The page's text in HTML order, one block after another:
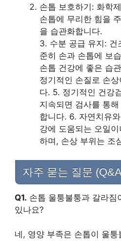
손톱 보호하기: 화학
손톱에 무리한 힘을
을 습관화합니다.
3. 수분 공급 유지: 건
준히 손과 손톱에 보
손톱 건강에 좋은 습
정기적인 손질로 손
다. 5. 정기적인 건강
지속되면 검사를 통
합니다. 6. 자연치유
강에 도움되는 오일
하며, 손상 부위는 조
자주 묻는 질문
Q1. 손톱 울퉁불퉁과 갈라짐
있나요?
네, 영양 부족은 손톱이 울